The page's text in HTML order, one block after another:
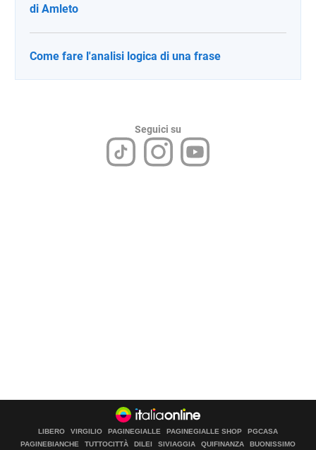
di Amleto
Come fare l'analisi logica di una frase
Seguici su
LIBERO VIRGILIO PAGINEGIALLE PAGINEGIALLE SHOP
PGCASA
PAGINEBIANCHE
TUTTOCITTÀ DILEI SIVIAGGIA QUIFINANZA BUONISSIMO